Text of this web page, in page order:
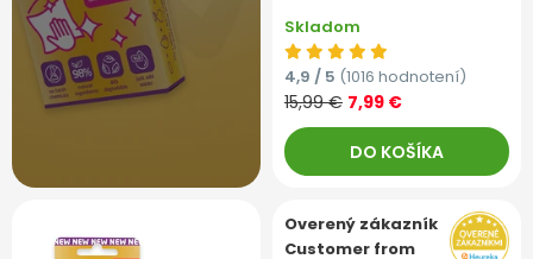
Skladom
4,9 / 5 (1016 hodnotení)
15,99 € 7,99 €
DO KOŠÍKA
Overený zákazník
Customer from